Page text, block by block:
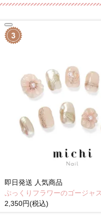
即日発送 人気商品
ぷっくりフラワーのゴージャ
2,350円(税込)